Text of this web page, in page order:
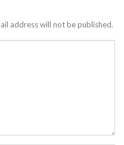
address will not be published.